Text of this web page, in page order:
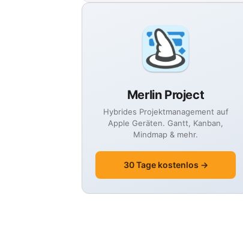
Merlin Project
Hybrides Projektmanagement auf
Apple Geräten. Gantt, Kanban,
Mindmap & mehr.
30 Tage kostenlos →